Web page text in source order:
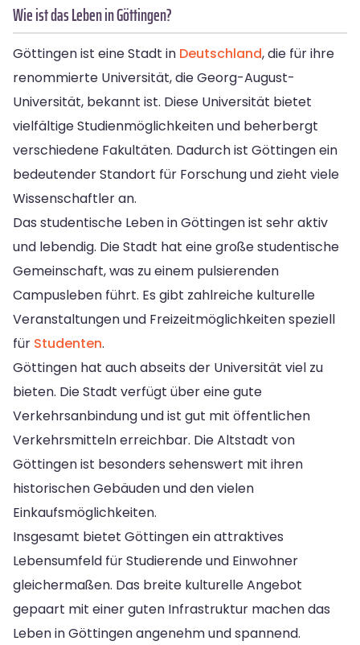
Wie ist das Leben in Göttingen?
Göttingen ist eine Stadt in Deutschland, die für ihre
renommierte Universität, die Georg-August-
Universität, bekannt ist. Diese Universität bietet
vielfältige Studienmöglichkeiten und beherbergt
verschiedene Fakultäten. Dadurch ist Göttingen ein
bedeutender Standort für Forschung und zieht viele
Wissenschaftler an.
Das studentische Leben in Göttingen ist sehr aktiv
und lebendig. Die Stadt hat eine große studentische
Gemeinschaft, was zu einem pulsierenden
Campusleben führt. Es gibt zahlreiche kulturelle
Veranstaltungen und Freizeitmöglichkeiten speziell
für Studenten.
Göttingen hat auch abseits der Universität viel zu
bieten. Die Stadt verfügt über eine gute
Verkehrsanbindung und ist gut mit öffentlichen
Verkehrsmitteln erreichbar. Die Altstadt von
Göttingen ist besonders sehenswert mit ihren
historischen Gebäuden und den vielen
Einkaufsmöglichkeiten.
Insgesamt bietet Göttingen ein attraktives
Lebensumfeld für Studierende und Einwohner
gleichermaßen. Das breite kulturelle Angebot
gepaart mit einer guten Infrastruktur machen das
Leben in Göttingen angenehm und spannend.